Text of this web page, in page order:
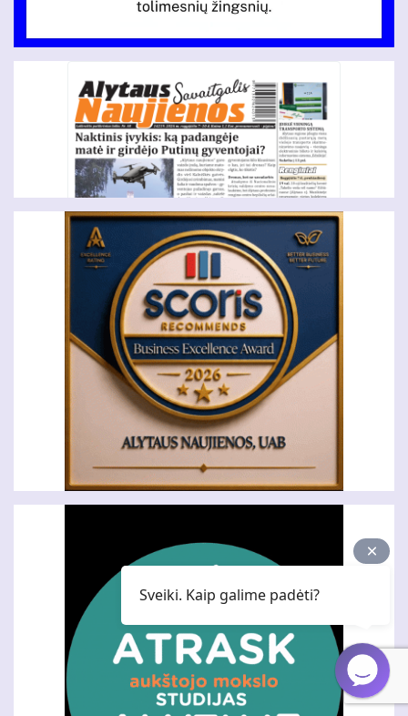
Sveiki. Kaip galime padėti?